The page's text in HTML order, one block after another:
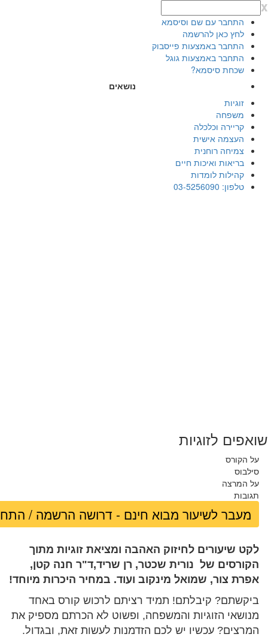
x
התחבר עם שם וסיסמא
לחץ כאן להרשמה
התחבר באמצעות פייסבוק
התחבר באמצעות גוגל
שכחת סיסמא?
נושאים
זוגיות
משפחה
קריירה וכלכלה
העצמה אישית
צמיחה רוחנית
בריאות ואיכות חיים
קהילות לומדות
טלפון: 03-5256090
שואפים לזוגיות
על הקורס
סילבוס
על המרצה
תגובות
מעבר לשיעור מבוא חינם - דרושה הרשמה /
לקט שיעורים לחיזוק האהבה ומציאת זוגיות מתוך
הקורסים של נורית שכטר, רן שריד,ד"ר חנה קטן,
אפרת צור, שמואל מינקוב ועוד. במחיר היכרות מיוחד!
ביקשתם? קיבלתם! תמיד רציתם לרכוש קורס באחד
מנושאי הזוגיות והמשפחה, ופשוט לא הכרתם מספיק את
המרצים? עכשיו יש לכם הזדמנות לעשות זאת, ובגדול.